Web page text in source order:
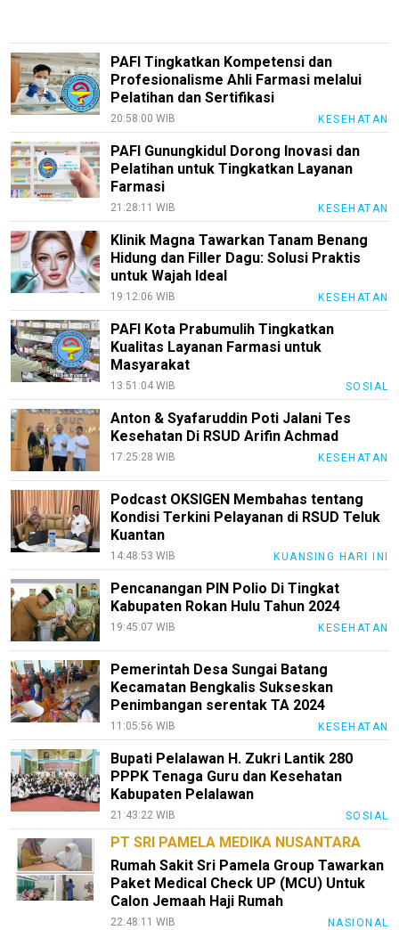
PAFI Tingkatkan Kompetensi dan
Profesionalisme Ahli Farmasi melalui
Pelatihan dan Sertifikasi
20:58:00 WIB KESEHATAN
PAFI Gunungkidul Dorong Inovasi dan
Pelatihan untuk Tingkatkan Layanan
Farmasi
21:28:11 WIB KESEHATAN
Klinik Magna Tawarkan Tanam Benang
Hidung dan Filler Dagu: Solusi Praktis
untuk Wajah Ideal
19:12:06 WIB KESEHATAN
PAFI Kota Prabumulih Tingkatkan
Kualitas Layanan Farmasi untuk
Masyarakat
13:51:04 WIB SOSIAL
Anton & Syafaruddin Poti Jalani Tes
Kesehatan Di RSUD Arifin Achmad
17:25:28 WIB KESEHATAN
Podcast OKSIGEN Membahas tentang
Kondisi Terkini Pelayanan di RSUD Teluk
Kuantan
14:48:53 WIB KUANSING HARI INI
Pencanangan PIN Polio Di Tingkat
Kabupaten Rokan Hulu Tahun 2024
19:45:07 WIB KESEHATAN
Pemerintah Desa Sungai Batang
Kecamatan Bengkalis Sukseskan
Penimbangan serentak TA 2024
11:05:56 WIB KESEHATAN
Bupati Pelalawan H. Zukri Lantik 280
PPPK Tenaga Guru dan Kesehatan
Kabupaten Pelalawan
21:43:22 WIB SOSIAL
PT SRI PAMELA MEDIKA NUSANTARA
Rumah Sakit Sri Pamela Group Tawarkan
Paket Medical Check UP (MCU) Untuk
Calon Jemaah Haji Rumah
22:48:11 WIB NASIONAL
Karir
pendidikan
Etik
Internal
KEJ
Disclaimer
Tentang
Kami
Media
Siber
Redaksi
Index
All